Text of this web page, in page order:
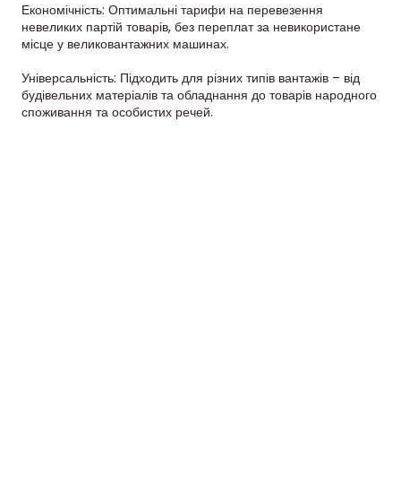
Економічність: Оптимальні тарифи на перевезення
невеликих партій товарів, без переплат за невикористане
місце у великовантажних машинах.
Універсальність: Підходить для різних типів вантажів – від
будівельних матеріалів та обладнання до товарів народного
споживання та особистих речей.